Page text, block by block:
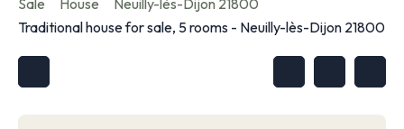
Traditional house for sale, 5 rooms - Neuilly-lès-Dijon 21800